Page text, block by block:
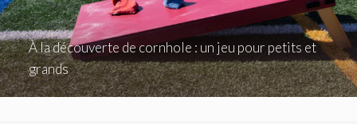
À la découverte de cornhole : un jeu pour petits et
grands